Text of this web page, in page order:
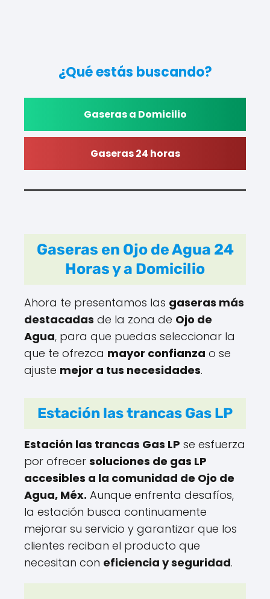
¿Qué estás buscando?
Gaseras a Domicilio
Gaseras 24 horas
Gaseras en Ojo de Agua 24
Horas y a Domicilio
Ahora te presentamos las gaseras más
destacadas de la zona de Ojo de
Agua, para que puedas seleccionar la
que te ofrezca mayor confianza o se
ajuste mejor a tus necesidades.
Estación las trancas Gas LP
Estación las trancas Gas LP se esfuerza
por ofrecer soluciones de gas LP
accesibles a la comunidad de Ojo de
Agua, Méx. Aunque enfrenta desafíos,
la estación busca continuamente
mejorar su servicio y garantizar que los
clientes reciban el producto que
necesitan con eficiencia y seguridad.